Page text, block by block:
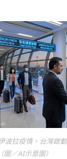
波拉疫情，台灣啟
（圖／AI示意圖）